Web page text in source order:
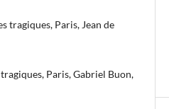
tragiques, Paris, Jean de
Paris, Gabriel Buon,